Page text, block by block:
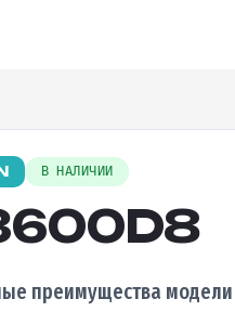
В НАЛИЧИИ
преимущества модели